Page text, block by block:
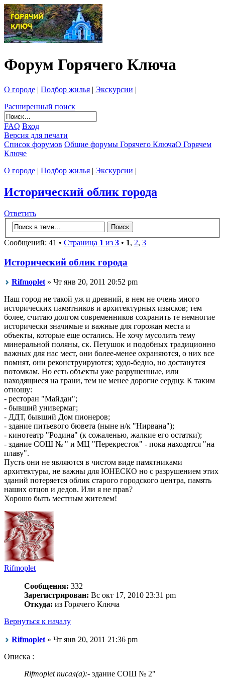
Форум Горячего Ключа
О городе | Подбор жилья | Экскурсии |
Расширенный поиск
FAQ Вход
Версия для печати
Список форумов Общие форумы Горячего КлючаО Горячем
Ключе
О городе | Подбор жилья | Экскурсии |
Исторический облик города
Ответить
Сообщений: 41 • Страница 1 из 3 • 1, 2, 3
Исторический облик города
Rifmoplet » Чт янв 20, 2011 20:52 pm
Наш город не такой уж и древний, в нем не очень много
исторических памятников и архитектурных изысков; тем
более, считаю долгом современников сохранить те немногие
исторически значимые и важные для горожан места и
объекты, которые еще остались. Не хочу мусолить тему
минеральной поляны, ск. Петушок и подобных традиционно
важных для нас мест, они более-менее охраняются, о них все
помнят, они реконструируются; худо-бедно, но достанутся
потомкам. Но есть объекты уже разрушенные, или
находящиеся на грани, тем не менее дорогие сердцу. К таким
отношу:
- ресторан "Майдан";
- бывший универмаг;
- ДДТ, бывший Дом пионеров;
- здание питьевого бювета (ныне н/к "Нирвана");
- кинотеатр "Родина" (к сожаленью, жалкие его остатки);
- здание СОШ № " и МЦ "Перекресток" - пока находятся "на
плаву".
Пусть они не являются в чистом виде памятниками
архитектуры, не важны для ЮНЕСКО но с разрушением этих
зданий потеряется облик старого городского центра, память
наших отцов и дедов. Или я не прав?
Хорошо быть местным жителем!
Rifmoplet
Сообщения: 332
Зарегистрирован: Вс окт 17, 2010 23:31 pm
Откуда: из Горячего Ключа
Вернуться к началу
Rifmoplet» Чт янв 20, 2011 21:36 pm
Описка :
Rifmoplet писал(а):- здание СОШ № 2"